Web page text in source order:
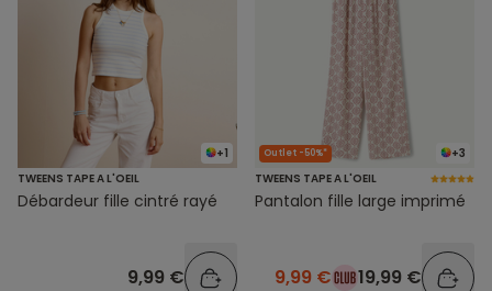
+1
TWEENS TAPE A L'OEIL
Débardeur fille cintré rayé
9,99 €
+3
Outlet -50%*
TWEENS TAPE A L'OEIL
Pantalon fille large imprimé
9,99 € 19,99 €